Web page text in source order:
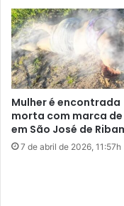
e
r
e
s
a
t
r
e
P
T
e
B
e
Mulher é encontrada
morta com marca
em São José de
7 de abril de 2026, 11:57h